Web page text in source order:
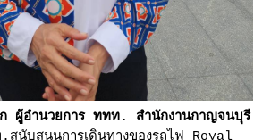
ผู้อำนวยการ ททท. สำนักงานกาญจนบุรี
.สนับสนุนการเดินทางของรถไฟ Royal